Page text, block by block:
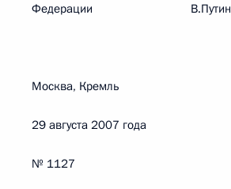
Федерации В.Путин
Москва, Кремль
29 августа 2007 года
№ 1127